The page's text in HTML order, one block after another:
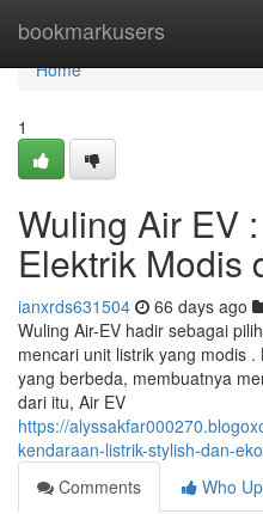
bookmarkusers
Home
Home
1
Wuling Air EV
Elektrik Modis
ianxrds631504 66 days ago
Wuling Air-EV hadir sebagai
mencari unit listrik yang modis
yang berbeda, membuatnya
dari itu, Air EV
https://
kendaraan-listrik-stylish-dan-
Comments
Who